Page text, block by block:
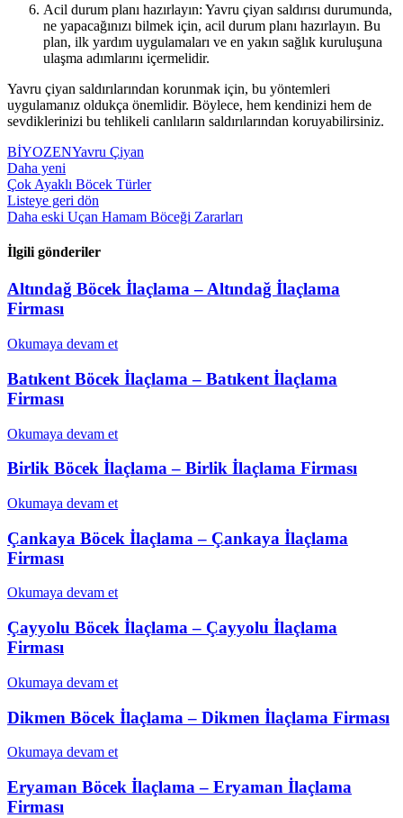
Acil durum planı hazırlayın: Yavru çiyan saldırısı durumunda,
ne yapacağınızı bilmek için, acil durum planı hazırlayın. Bu
plan, ilk yardım uygulamaları ve en yakın sağlık kuruluşuna
ulaşma adımlarını içermelidir.
Yavru çiyan saldırılarından korunmak için, bu yöntemleri
uygulamanız oldukça önemlidir. Böylece, hem kendinizi hem de
sevdiklerinizi bu tehlikeli canlıların saldırılarından koruyabilirsiniz.
BİYOZENYavru Çiyan
Daha yeni
Çok Ayaklı Böcek Türler
Listeye geri dön
Daha eski Uçan Hamam Böceği Zararları
İlgili gönderiler
Altındağ Böcek İlaçlama – Altındağ İlaçlama
Firması
Okumaya devam et
Batıkent Böcek İlaçlama – Batıkent İlaçlama
Firması
Okumaya devam et
Birlik Böcek İlaçlama – Birlik İlaçlama Firması
Okumaya devam et
Çankaya Böcek İlaçlama – Çankaya İlaçlama
Firması
Okumaya devam et
Çayyolu Böcek İlaçlama – Çayyolu İlaçlama
Firması
Okumaya devam et
Dikmen Böcek İlaçlama – Dikmen İlaçlama Firması
Okumaya devam et
Eryaman Böcek İlaçlama – Eryaman İlaçlama
Firması